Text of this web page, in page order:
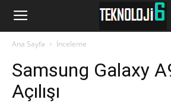
www.Teknoloji6.com
Ana Sayfa İnceleme
Samsung Galaxy
Açılışı